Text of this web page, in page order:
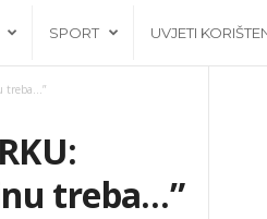
SPORT UVJETI
treba…”
treba…”